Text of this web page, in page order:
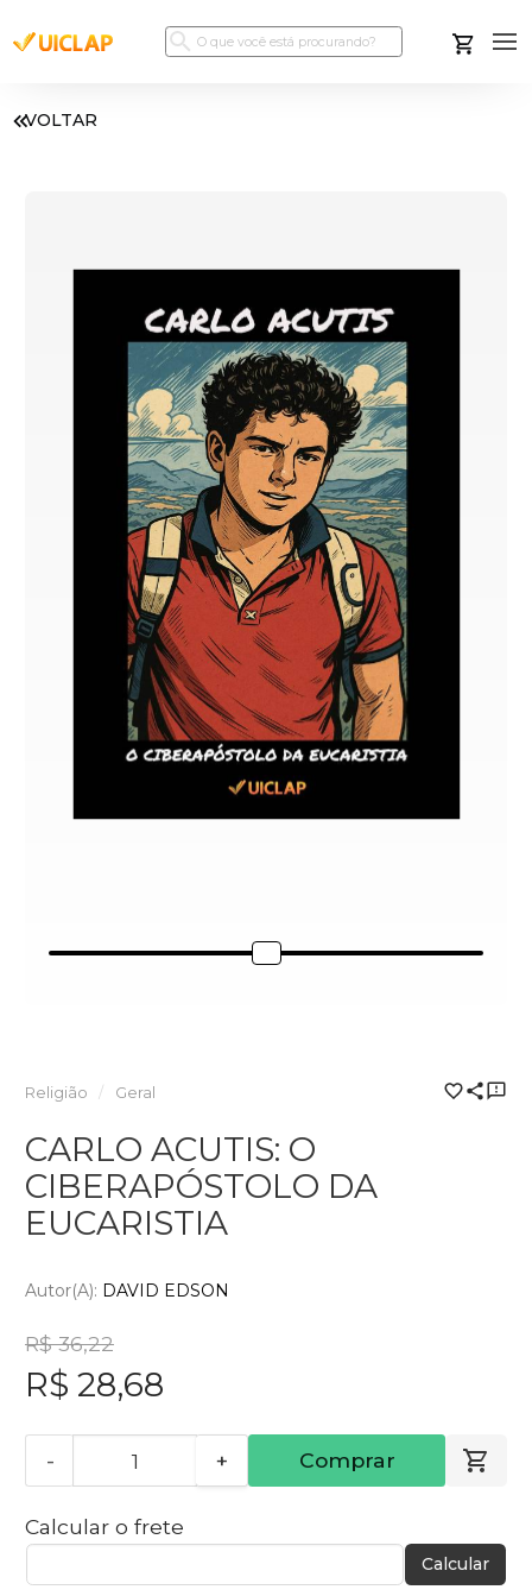
VOLTAR
Religião Geral
CARLO ACUTIS: O
CIBERAPÓSTOLO DA
EUCARISTIA
Autor(a): DAVID EDSON
R$ 36,22
R$ 28,68
- + Comprar
Calcular o frete
Calcular